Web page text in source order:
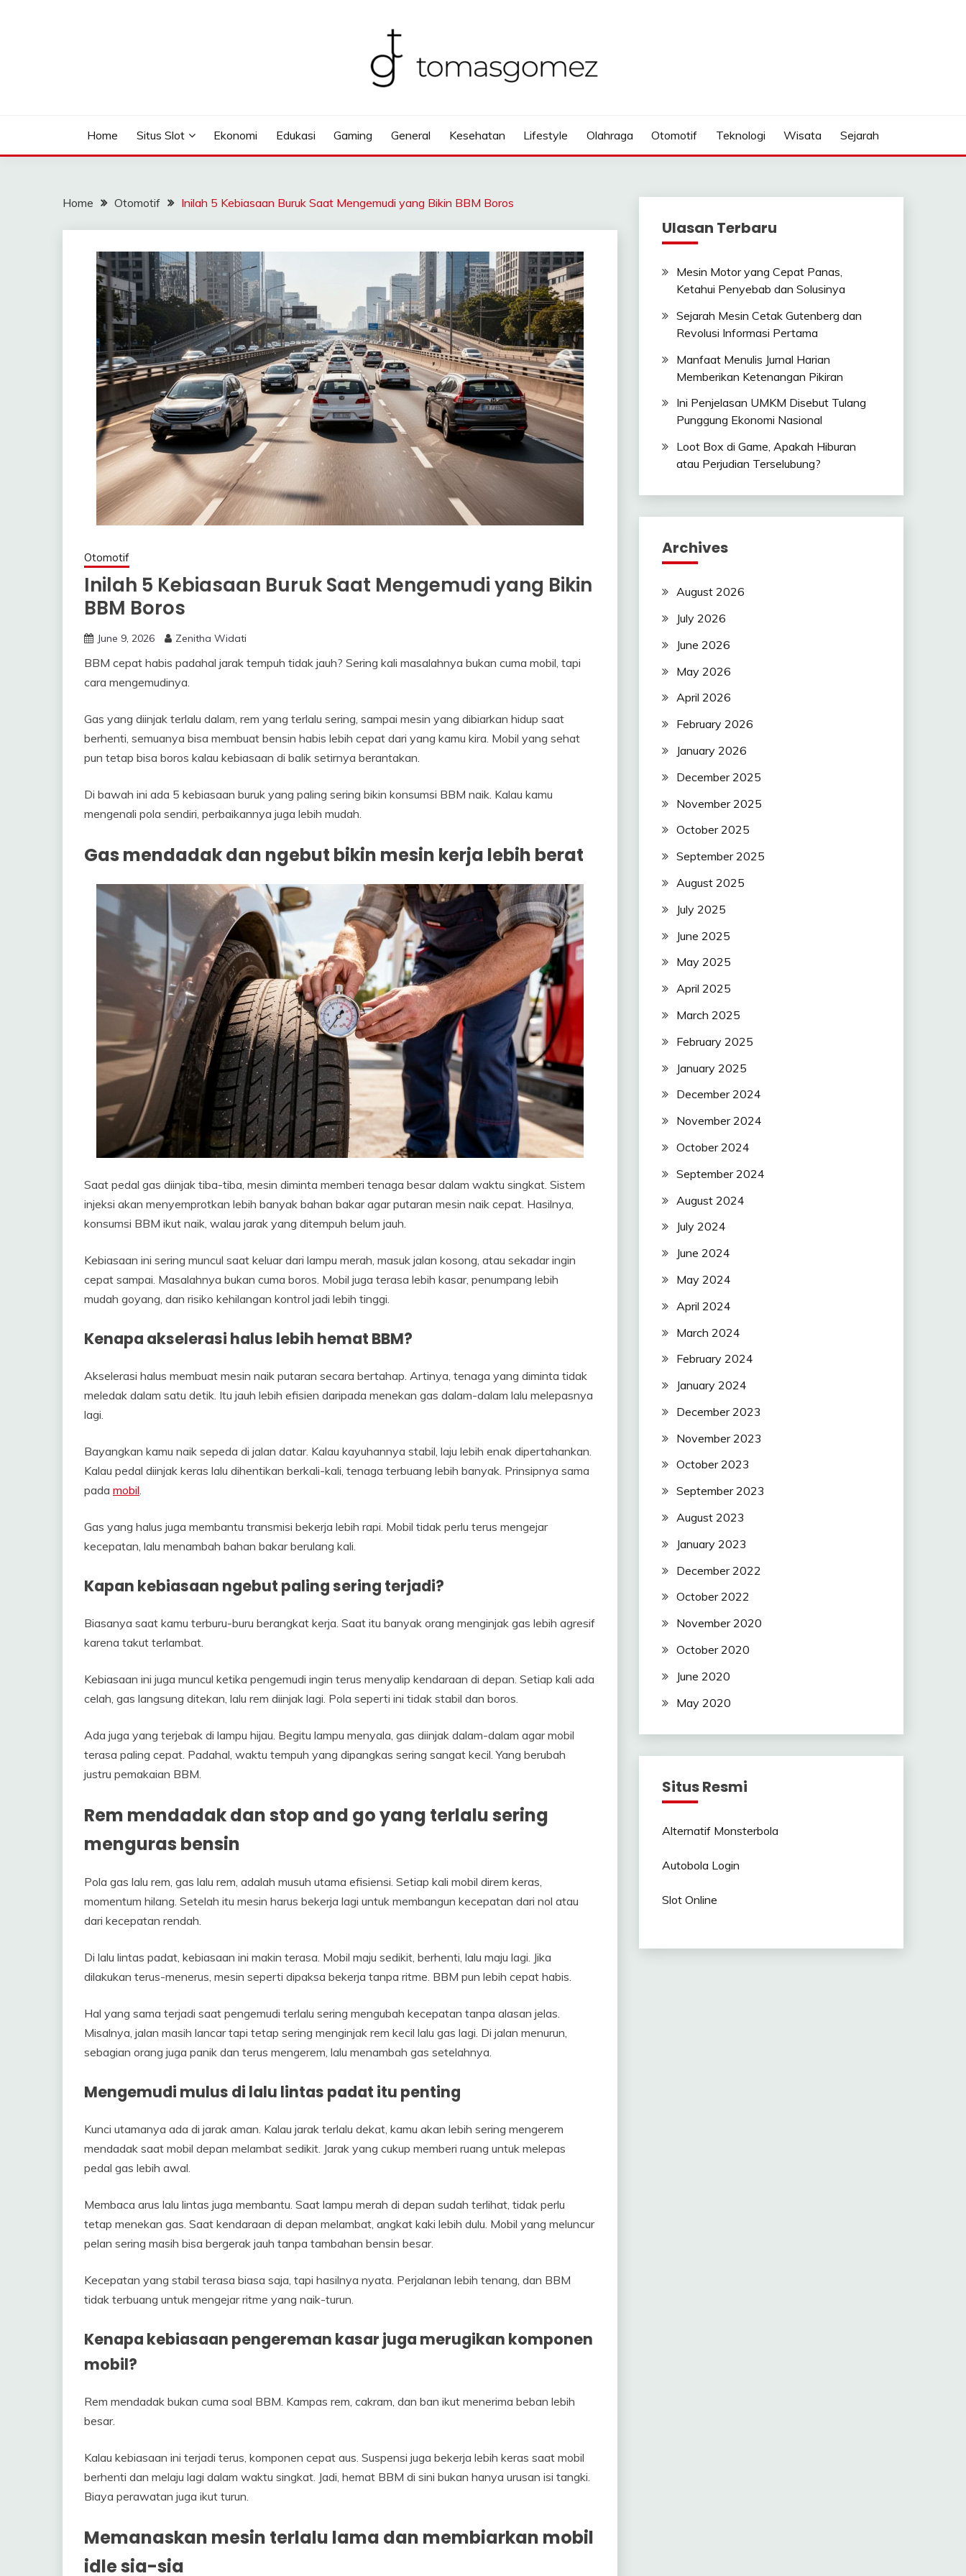
Home Situs Slot Ekonomi Edukasi Gaming General Kesehatan Lifestyle Olahraga Otomotif Teknologi Wisata Sejarah
Home Otomotif Inilah 5 Kebiasaan Buruk Saat Mengemudi yang Bikin BBM Boros
Otomotif
Inilah 5 Kebiasaan Buruk Saat Mengemudi yang Bikin
BBM Boros
June 9, 2026 Zenitha Widati
BBM cepat habis padahal jarak tempuh tidak jauh? Sering kali masalahnya bukan cuma mobil, tapi
cara mengemudinya.
Gas yang diinjak terlalu dalam, rem yang terlalu sering, sampai mesin yang dibiarkan hidup saat
berhenti, semuanya bisa membuat bensin habis lebih cepat dari yang kamu kira. Mobil yang sehat
pun tetap bisa boros kalau kebiasaan di balik setirnya berantakan.
Di bawah ini ada 5 kebiasaan buruk yang paling sering bikin konsumsi BBM naik. Kalau kamu
mengenali pola sendiri, perbaikannya juga lebih mudah.
Gas mendadak dan ngebut bikin mesin kerja lebih berat
Saat pedal gas diinjak tiba-tiba, mesin diminta memberi tenaga besar dalam waktu singkat. Sistem
injeksi akan menyemprotkan lebih banyak bahan bakar agar putaran mesin naik cepat. Hasilnya,
konsumsi BBM ikut naik, walau jarak yang ditempuh belum jauh.
Kebiasaan ini sering muncul saat keluar dari lampu merah, masuk jalan kosong, atau sekadar ingin
cepat sampai. Masalahnya bukan cuma boros. Mobil juga terasa lebih kasar, penumpang lebih
mudah goyang, dan risiko kehilangan kontrol jadi lebih tinggi.
Kenapa akselerasi halus lebih hemat BBM?
Akselerasi halus membuat mesin naik putaran secara bertahap. Artinya, tenaga yang diminta tidak
meledak dalam satu detik. Itu jauh lebih efisien daripada menekan gas dalam-dalam lalu melepasnya
lagi.
Bayangkan kamu naik sepeda di jalan datar. Kalau kayuhannya stabil, laju lebih enak dipertahankan.
Kalau pedal diinjak keras lalu dihentikan berkali-kali, tenaga terbuang lebih banyak. Prinsipnya sama
pada mobil
Gas yang halus juga membantu transmisi bekerja lebih rapi. Mobil tidak perlu terus mengejar
kecepatan, lalu menambah bahan bakar berulang kali.
Kapan kebiasaan ngebut paling sering terjadi?
Biasanya saat kamu terburu-buru berangkat kerja. Saat itu banyak orang menginjak gas lebih agresif
karena takut terlambat.
Kebiasaan ini juga muncul ketika pengemudi ingin terus menyalip kendaraan di depan. Setiap kali ada
celah, gas langsung ditekan, lalu rem diinjak lagi. Pola seperti ini tidak stabil dan boros.
Ada juga yang terjebak di lampu hijau. Begitu lampu menyala, gas diinjak dalam-dalam agar mobil
terasa paling cepat. Padahal, waktu tempuh yang dipangkas sering sangat kecil. Yang berubah
justru pemakaian BBM.
Rem mendadak dan stop and go yang terlalu sering
menguras bensin
Pola gas lalu rem, gas lalu rem, adalah musuh utama efisiensi. Setiap kali mobil direm keras,
momentum hilang. Setelah itu mesin harus bekerja lagi untuk membangun kecepatan dari nol atau
dari kecepatan rendah.
Di lalu lintas padat, kebiasaan ini makin terasa. Mobil maju sedikit, berhenti, lalu maju lagi. Jika
dilakukan terus-menerus, mesin seperti dipaksa bekerja tanpa ritme. BBM pun lebih cepat habis.
Hal yang sama terjadi saat pengemudi terlalu sering mengubah kecepatan tanpa alasan jelas.
Misalnya, jalan masih lancar tapi tetap sering menginjak rem kecil lalu gas lagi. Di jalan menurun,
sebagian orang juga panik dan terus mengerem, lalu menambah gas setelahnya.
Mengemudi mulus di lalu lintas padat itu penting
Kunci utamanya ada di jarak aman. Kalau jarak terlalu dekat, kamu akan lebih sering mengerem
mendadak saat mobil depan melambat sedikit. Jarak yang cukup memberi ruang untuk melepas
pedal gas lebih awal.
Membaca arus lalu lintas juga membantu. Saat lampu merah di depan sudah terlihat, tidak perlu
tetap menekan gas. Saat kendaraan di depan melambat, angkat kaki lebih dulu. Mobil yang meluncur
pelan sering masih bisa bergerak jauh tanpa tambahan bensin besar.
Kecepatan yang stabil terasa biasa saja, tapi hasilnya nyata. Perjalanan lebih tenang, dan BBM
tidak terbuang untuk mengejar ritme yang naik-turun.
Kenapa kebiasaan pengereman kasar juga merugikan komponen
mobil?
Rem mendadak bukan cuma soal BBM. Kampas rem, cakram, dan ban ikut menerima beban lebih
besar.
Kalau kebiasaan ini terjadi terus, komponen cepat aus. Suspensi juga bekerja lebih keras saat mobil
berhenti dan melaju lagi dalam waktu singkat. Jadi, hemat BBM di sini bukan hanya urusan isi tangki.
Biaya perawatan juga ikut turun.
Memanaskan mesin terlalu lama dan membiarkan mobil
idle sia-sia
Ulasan Terbaru
Mesin Motor yang Cepat Panas,
Ketahui Penyebab dan Solusinya
Sejarah Mesin Cetak Gutenberg dan
Revolusi Informasi Pertama
Manfaat Menulis Jurnal Harian
Memberikan Ketenangan Pikiran
Ini Penjelasan UMKM Disebut Tulang
Punggung Ekonomi Nasional
Loot Box di Game, Apakah Hiburan
atau Perjudian Terselubung?
Archives
August 2026
July 2026
June 2026
May 2026
April 2026
February 2026
January 2026
December 2025
November 2025
October 2025
September 2025
August 2025
July 2025
June 2025
May 2025
April 2025
March 2025
February 2025
January 2025
December 2024
November 2024
October 2024
September 2024
August 2024
July 2024
June 2024
May 2024
April 2024
March 2024
February 2024
January 2024
December 2023
November 2023
October 2023
September 2023
August 2023
January 2023
December 2022
October 2022
November 2020
October 2020
June 2020
May 2020
Situs Resmi
Alternatif Monsterbola
Autobola Login
Slot Online